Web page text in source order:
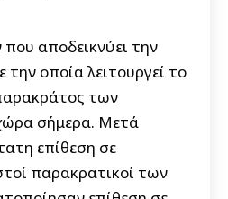
αποδεικνύει την
οποία λειτουργεί το
των
σήμερα. Μετά
επίθεση σε
παρακρατικοί των